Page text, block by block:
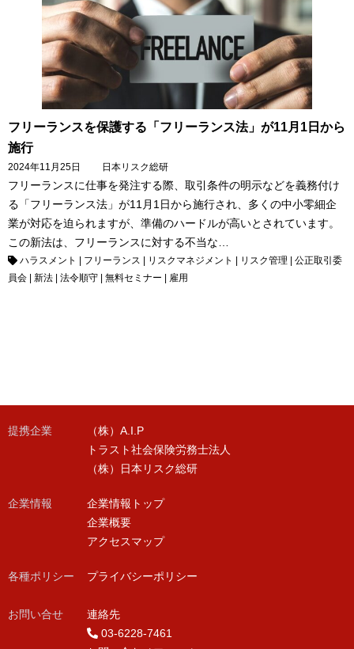
フリーランスを保護する「フリーランス法」が11月1日から
施行
2024年11月25日 日本リスク総研
フリーランスに仕事を発注する際、取引条件の明示などを義務付け
る「フリーランス法」が11月1日から施行され、多くの中小零細企
業が対応を迫られますが、準備のハードルが高いとされています。
この新法は、フリーランスに対する不当な…
ハラスメント フリーランス リスクマネジメント リスク管理
公正取引委
員会
新法 法令順守 無料セミナー 雇用
提携企業
（株）A.I.P
トラスト社会保険労務士法人
（株）日本リスク総研
企業情報
企業情報トップ
企業概要
アクセスマップ
各種ポリシー
お問い合せ
プライバシーポリシー
連絡先
03-6228-7461